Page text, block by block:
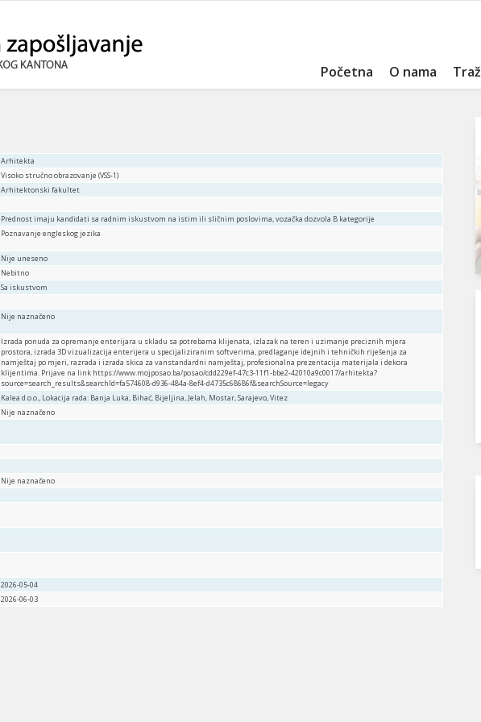
Početna O nama
Arhitekta
Visoko stručno obrazovanje (VSS-1)
Arhitektonski fakultet
Prednost imaju kandidati sa radnim iskustvom na istim ili sličnim poslovima, vozačka dozvola B kategorije
Poznavanje engleskog jezika
Nije uneseno
Nebitno
Sa iskustvom
Nije naznačeno
Izrada ponuda za opremanje enterijara u skladu sa potrebama klijenata, izlazak na teren i uzimanje preciznih mjera
prostora, izrada 3D vizualizacija enterijera u specijaliziranim softverima, predlaganje idejnih i tehničkih riješenja za
namještaj po mjeri, razrada i izrada skica za vanstandardni namještaj, profesionalna prezentacija materijala i dekora
klijentima. Prijave na link https://www.mojposao.ba/posao/cdd229ef-47c3-11f1-bbe2-42010a9c0017/arhitekta?
source=search_results&searchId=fa574608-d936-484a-8ef4-d4735c68686f&searchSource=legacy
Kalea d.o.o., Lokacija rada: Banja Luka, Bihać, Bijeljina, Jelah, Mostar, Sarajevo, Vitez
Nije naznačeno
Nije naznačeno
2026-05-04
2026-06-03